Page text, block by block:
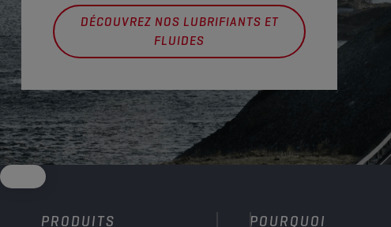
DÉCOUVREZ NOS LUBRIFIANTS ET
FLUIDES
PRODUITS
POURQUOI